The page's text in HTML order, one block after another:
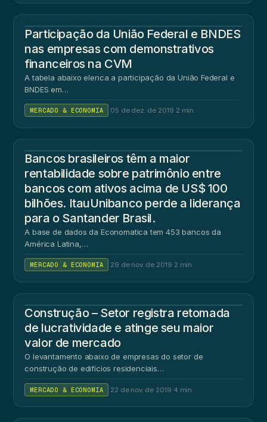
Participação da União Federal e BNDES
nas empresas com demonstrativos
financeiros na CVM
A tabela abaixo elenca a participação da União Federal e
BNDES em…
MERCADO & ECONOMIA 05 de dez. de 2019 2 min
Bancos brasileiros têm a maior
rentabilidade sobre patrimônio entre
bancos com ativos acima de US$ 100
bilhões. ItauUnibanco perde a liderança
para o Santander Brasil.
A base de dados da Economatica tem 453 bancos da
América Latina,…
MERCADO & ECONOMIA 29 de nov. de 2019 2 min
Construção – Setor registra retomada
de lucratividade e atinge seu maior
valor de mercado
O levantamento abaixo de empresas do setor de
construção de edifícios residenciais…
MERCADO & ECONOMIA 22 de nov. de 2019 4 min